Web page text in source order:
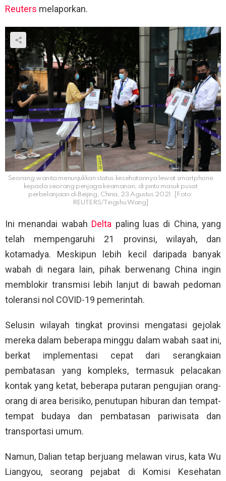
Reuters melaporkan.
Seorang wanita menunjukkan status kesehatannya lewat smartphone
kepada seorang penjaga keamanan, di pintu masuk pusat
perbelanjaan di Beijing, China, 23 Agustus 2021. [Foto:
REUTERS/Tingshu Wang]
Ini menandai wabah Delta paling luas di China, yang
telah mempengaruhi 21 provinsi, wilayah, dan
kotamadya. Meskipun lebih kecil daripada banyak
wabah di negara lain, pihak berwenang China ingin
memblokir transmisi lebih lanjut di bawah pedoman
toleransi nol COVID-19 pemerintah.
Selusin wilayah tingkat provinsi mengatasi gejolak
mereka dalam beberapa minggu dalam wabah saat ini,
berkat implementasi cepat dari serangkaian
pembatasan yang kompleks, termasuk pelacakan
kontak yang ketat, beberapa putaran pengujian orang-
orang di area berisiko, penutupan hiburan dan tempat-
tempat budaya dan pembatasan pariwisata dan
transportasi umum.
Namun, Dalian tetap berjuang melawan virus, kata Wu
Liangyou, seorang pejabat di Komisi Kesehatan